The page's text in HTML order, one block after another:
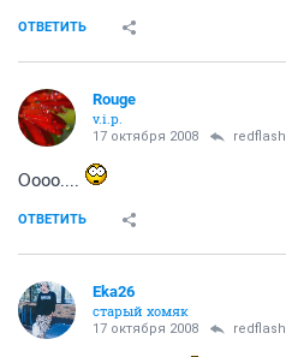
ОТВЕТИТЬ
Rouge
v.i.p.
17 октября 2008 redflash
Оооо....
ОТВЕТИТЬ
Eka26
старый хомяк
17 октября 2008 redflash